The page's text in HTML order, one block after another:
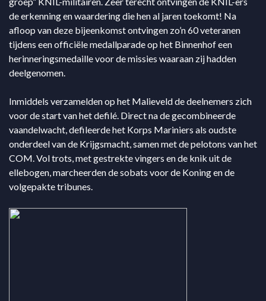
de erkenning en waardering die hen al jaren toekomt! Na
afloop van deze bijeenkomst ontvingen zo’n 60 veteranen
tijdens een officiële medallparade op het Binnenhof een
herinneringsmedaille voor de missies waaraan zij hadden
deelgenomen.
Inmiddels verzamelden op het Malieveld de deelnemers zich
voor de start van het defilé. Direct na de gecombineerde
vaandelwacht, defileerde het Korps Mariniers als oudste
onderdeel van de Krijgsmacht, samen met de pelotons van het
COM. Vol trots, met gestrekte vingers en de knik uit de
ellebogen, marcheerden de sobats voor de Koning en de
volgepakte tribunes.